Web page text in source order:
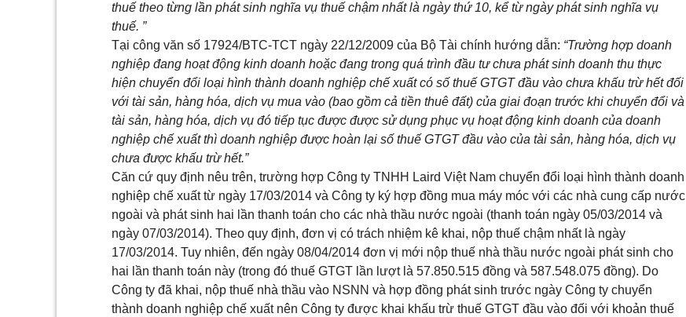
thuế theo từng lần phát sinh nghĩa vụ thuế chậm nhất là ngày thứ 10, kể từngày phát sinh nghĩa vụ
thuế. ”
Tại công văn số 17924/BTC-TCT ngày 22/12/2009 của Bộ Tài chính hướng dẫn: “Trường hợp doanh
nghiệp đang hoạt động kinh doanh hoặc đang trong quá trình đầu tưchưa phát sinh doanh thu thực
hiện chuyển đổi loại hình thành doanh nghiệp chế xuấtcó số thuế GTGT đầu vào chưa khấu trừ hết đối
với tài sản, hàng hóa, dịch vụ mua vào (bao gồm cả tiền thuê đất) của giai đoạn trước khi chuyển đổi và
tài sản, hàng hóa, dịch vụ đó tiếp tục được được sử dụng phục vụ hoạt động kinh doanh của doanh
nghiệp chế xuấtthì doanh nghiệp được hoàn lại số thuế GTGT đầu vào của tài sản, hàng hóa, dịch vụ
chưa được khấu trừ hết.”
Căn cứ quy định nêu trên, trường hợp Công ty TNHH Laird Việt Nam chuyển đổi loại hình thành doanh
nghiệp chế xuất từ ngày 17/03/2014 và Công ty ký hợp đồng mua máy móc với các nhà cung cấp nước
ngoài và phát sinh hai lần thanh toán cho các nhà thầu nước ngoài (thanh toán ngày 05/03/2014 và
ngày 07/03/2014). Theo quy định, đơn vị có trách nhiệm kê khai, nộp thuế chậm nhất là ngày
17/03/2014. Tuy nhiên, đến ngày 08/04/2014 đơn vị mới nộp thuế nhà thầu nước ngoài phát sinh cho
hai lần thanh toán này (trong đó thuế GTGT lần lượt là 57.850.515 đồng và 587.548.075 đồng). Do
Công ty đã khai, nộp thuế nhà thầu vào NSNN và hợp đồng phát sinh trước ngày Công ty chuyển
thành doanh nghiệp chế xuất nên Công ty được khai khấu trừ thuế GTGT đầu vào đối với khoản thuế